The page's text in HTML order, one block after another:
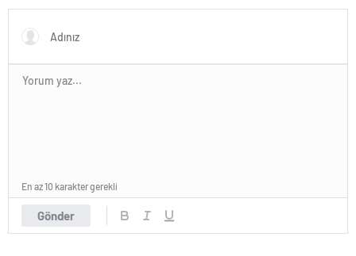
olarak değerlendirdi
Gönder
En az 10 karakter gerekli